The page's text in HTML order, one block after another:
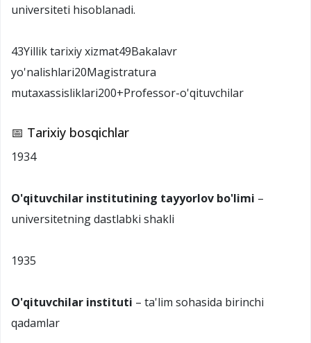
universiteti hisoblanadi.
43Yillik tarixiy xizmat49Bakalavr
yo'nalishlari20Magistratura
mutaxassisliklari200+Professor-o'qituvchilar
📅 Tarixiy bosqichlar
1934
O'qituvchilar institutining tayyorlov bo'limi –
universitetning dastlabki shakli
1935
O'qituvchilar instituti – ta'lim sohasida birinchi
qadamlar